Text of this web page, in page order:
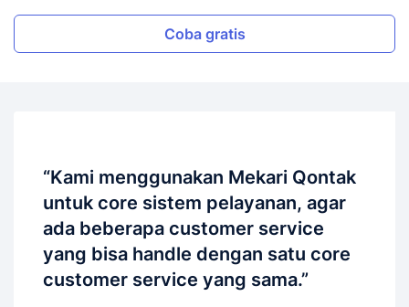
Coba gratis
“Kami menggunakan Mekari Qontak
untuk core sistem pelayanan, agar
ada beberapa customer service
yang bisa handle dengan satu core
customer service yang sama.”